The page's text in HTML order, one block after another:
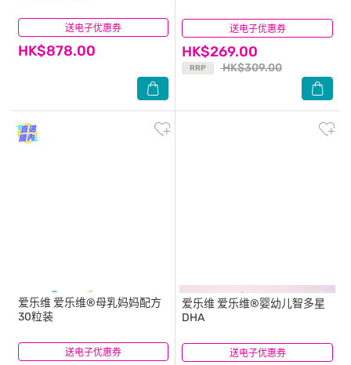
送电子优惠券
HK$878.00
(12) 送电子优惠券
HK$269.00
RRP HK$309.00
(2)
送电子优惠券
爱乐维 爱乐维®母乳妈妈配方
30粒装
(17) 送电子优惠券
爱乐维 爱乐维®婴幼儿智多星
DHA
(0)